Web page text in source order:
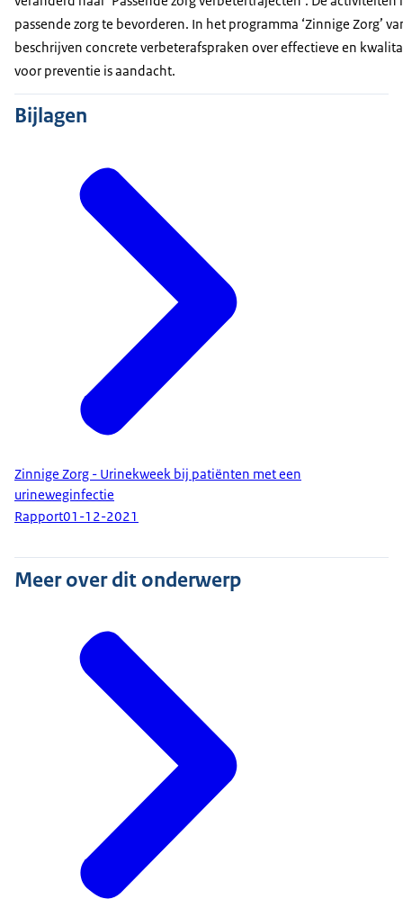
Het Zorginstituut monitort en evalueert de voortgang
passende zorg te bevorderen. In het programma ‘Zinnige Zorg’
beschrijven concrete verbeterafspraken over effectieve en
voor preventie is aandacht.
Bijlagen
Zinnige Zorg - Urinekweek bij patiënten met een
urineweginfectie
Rapport01-12-2021
Meer over dit onderwerp